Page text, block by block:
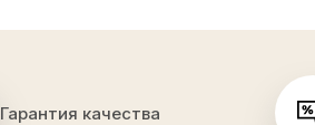
Гарантия качества